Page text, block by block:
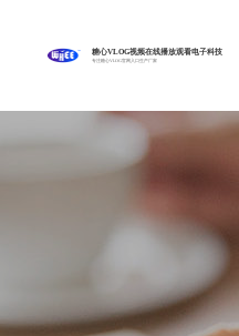
糖心VLOG视频在线播放观看电子科技
专注糖心VLOG官网入口生产厂家